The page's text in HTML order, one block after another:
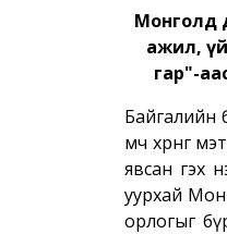
Монголд
ажил,
гар"-
Байгалийн
өмч
явсан гэх
уурхай
орлогыг